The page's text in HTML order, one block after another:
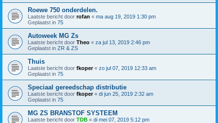
Roewe 750 onderdelen.
Laatste bericht door rofan « ma aug 19, 2019 1:30 pm
Geplaatst in 75
Autoweek MG Zs
Laatste bericht door Theo « za jul 13, 2019 2:46 pm
Geplaatst in ZR & ZS
Thuis
Laatste bericht door fkoper« zo jul 07, 2019 12:33 am
Geplaatst in 75
Speciaal gereedschap distributie
Laatste bericht door fkoper« di jun 25, 2019 2:32 am
Geplaatst in 75
MG ZS BRANSTOF SYSTEEM
Laatste bericht door TDB « di mei 07, 2019 5:12 pm